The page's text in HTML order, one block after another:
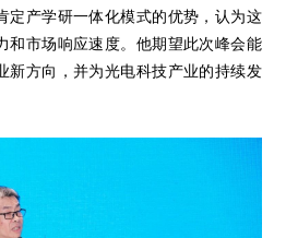
定产学研一体化模式的优势，认为这
和市场响应速度。他期望此次峰会能
新方向，并为光电科技产业的持续发